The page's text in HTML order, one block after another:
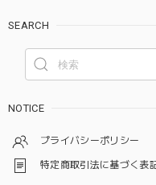
SEARCH
NOTICE
プライバシーポリシー
特定商取引法に基づく表